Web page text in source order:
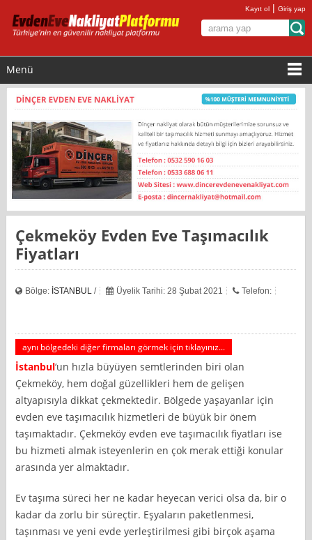
Kayıt ol |Giriş yap
Menü
Çekmeköy Evden Eve Taşımacılık
Fiyatları
Bölge: İSTANBUL / Üyelik Tarihi: 28 Şubat 2021 Telefon:
aynı bölgedeki diğer firmaları görmek için tıklayınız...
İstanbul‘un hızla büyüyen semtlerinden biri olan
Çekmeköy, hem doğal güzellikleri hem de gelişen
altyapısıyla dikkat çekmektedir. Bölgede yaşayanlar için
evden eve taşımacılık hizmetleri de büyük bir önem
taşımaktadır. Çekmeköy evden eve taşımacılık fiyatları ise
bu hizmeti almak isteyenlerin en çok merak ettiği konular
arasında yer almaktadır.
Ev taşıma süreci her ne kadar heyecan verici olsa da, bir o
kadar da zorlu bir süreçtir. Eşyaların paketlenmesi,
taşınması ve yeni evde yerleştirilmesi gibi birçok aşama